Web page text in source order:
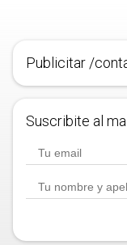
Publicitar /
Suscribite al